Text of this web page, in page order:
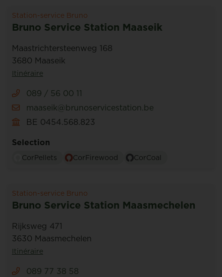
Station-service Bruno
Bruno Service Station Maaseik
Maastrichtersteenweg 168
3680 Maaseik
Itinéraire
089 / 56 00 11
maaseik@brunoservicestation.be
BE 0454.568.823
Selection
CorPellets CorFirewood CorCoal
Station-service Bruno
Bruno Service Station Maasmechelen
Rijksweg 471
3630 Maasmechelen
Itinéraire
089 77 38 58